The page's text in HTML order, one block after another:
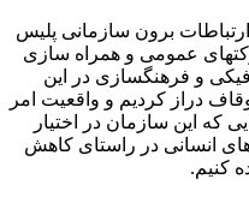
برون سازمانی پلیس
عمومی و همراه سازی
و فرهنگسازی در این
دراز کردیم و واقعیت امر
که این سازمان در اختیار
انسانی در راستای کاهش
کنیم.